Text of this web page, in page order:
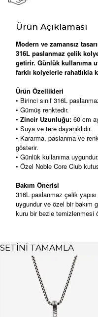
Ürün Açıklaması
Modern ve zamansız
316L paslanmaz çelik
getirir. Günlük kullanıma
farklı kolyelerle rahatlıkla
Ürün Özellikleri
• Birinci sınıf 316L
• Gümüş renktedir.
• Zincir Uzunluğu: 60 cm
• Suya ve tere dayanıklıdır.
• Kararma, paslanma ve
gösterir.
• Günlük kullanıma uygundur.
• Özel Noble Core Club
Bakım Önerisi
316L paslanmaz çelik
uygundur ve özel bir bakım
kuru bir bezle temizlenmesi
SETİNİ TAMAMLA